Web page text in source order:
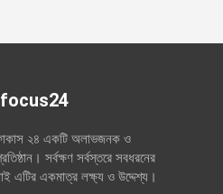
২৪ একটি অলাভজনক ও
সর্বক্ষণ সর্বস্তরে সবধরনের
এটির একমাত্র লক্ষ্য ও উদ্দেশ্য।